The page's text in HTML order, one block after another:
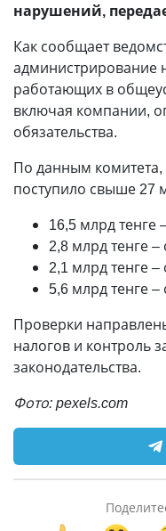
нарушений,
Как сообщает
администрирование
работающих в
включая компании,
обязательства.
По данным
поступило свыше 27
16,5 млрд тенге
2,8 млрд тенге
2,1 млрд тенге –
5,6 млрд тенге –
Проверки
налогов и контроль
законодательства.
Фото: pexels.com